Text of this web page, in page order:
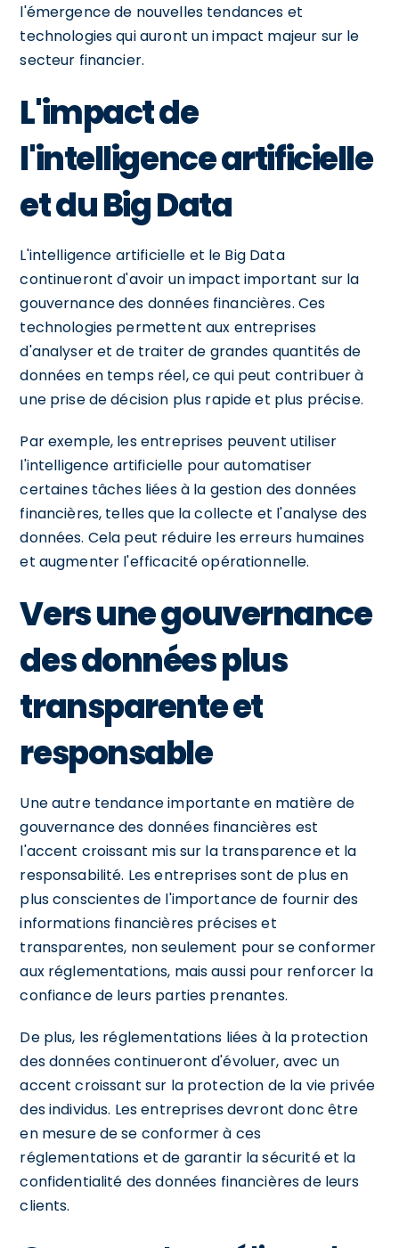
l'émergence de nouvelles tendances et
technologies qui auront un impact majeur sur le
secteur financier.
L'impact de
l'intelligence artificielle
et du Big Data
L'intelligence artificielle et le Big Data
continueront d'avoir un impact important sur la
gouvernance des données financières. Ces
technologies permettent aux entreprises
d'analyser et de traiter de grandes quantités de
données en temps réel, ce qui peut contribuer à
une prise de décision plus rapide et plus précise.
Par exemple, les entreprises peuvent utiliser
l'intelligence artificielle pour automatiser
certaines tâches liées à la gestion des données
financières, telles que la collecte et l'analyse des
données. Cela peut réduire les erreurs humaines
et augmenter l'efficacité opérationnelle.
Vers une gouvernance
des données plus
transparente et
responsable
Une autre tendance importante en matière de
gouvernance des données financières est
l'accent croissant mis sur la transparence et la
responsabilité. Les entreprises sont de plus en
plus conscientes de l'importance de fournir des
informations financières précises et
transparentes, non seulement pour se conformer
aux réglementations, mais aussi pour renforcer la
confiance de leurs parties prenantes.
De plus, les réglementations liées à la protection
des données continueront d'évoluer, avec un
accent croissant sur la protection de la vie privée
des individus. Les entreprises devront donc être
en mesure de se conformer à ces
réglementations et de garantir la sécurité et la
confidentialité des données financières de leurs
clients.